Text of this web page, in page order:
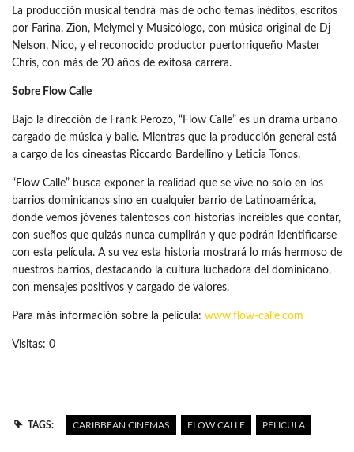
La producción musical tendrá más de ocho temas inéditos, escritos
por Farina, Zion, Melymel y Musicólogo, con música original de Dj
Nelson, Nico, y el reconocido productor puertorriqueño Master
Chris, con más de 20 años de exitosa carrera.
Sobre Flow Calle
Bajo la dirección de Frank Perozo, “Flow Calle” es un drama urbano
cargado de música y baile. Mientras que la producción general está
a cargo de los cineastas Riccardo Bardellino y Leticia Tonos.
“Flow Calle” busca exponer la realidad que se vive no solo en los
barrios dominicanos sino en cualquier barrio de Latinoamérica,
donde vemos jóvenes talentosos con historias increíbles que contar,
con sueños que quizás nunca cumplirán y que podrán identificarse
con esta película. A su vez esta historia mostrará lo más hermoso de
nuestros barrios, destacando la cultura luchadora del dominicano,
con mensajes positivos y cargado de valores.
Para más información sobre la película: www.flow-calle.com
Visitas: 0
TAGS: CARIBBEAN CINEMAS FLOW CALLE PELICULA